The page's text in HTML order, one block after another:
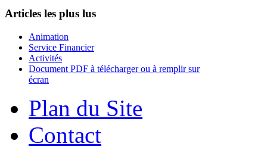
Articles les plus lus
Animation
Service Financier
Activités
Document PDF à télécharger ou à remplir sur
écran
Plan du Site
Contact